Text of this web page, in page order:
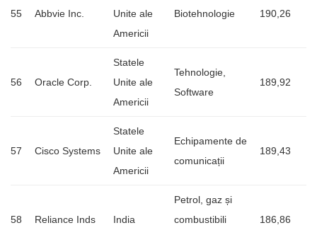
55 Abbvie Inc.
Unite ale
Americii
Biotehnologie 190,26
56 Oracle Corp.
Statele
Unite ale
Americii
Tehnologie,
Software
189,92
57 Cisco Systems
Statele
Unite ale
Americii
Echipamente de
comunicații
189,43
58 Reliance Inds India
Petrol, gaz și
combustibili
186,86